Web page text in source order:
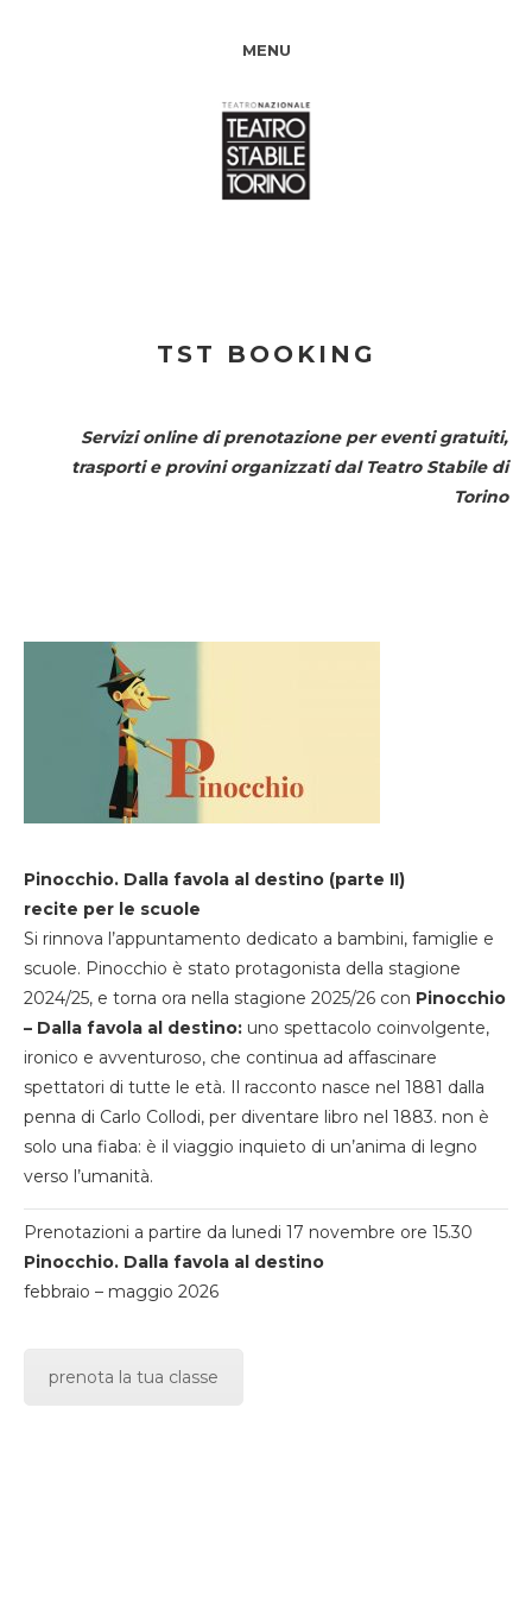
MENU
TST BOOKING
Servizi online di prenotazione per eventi gratuiti,
trasporti e provini organizzati dal Teatro Stabile di
Torino
Pinocchio. Dalla favola al destino (parte II)
recite per le scuole
Si rinnova l’appuntamento dedicato a bambini, famiglie e
scuole. Pinocchio è stato protagonista della stagione
2024/25, e torna ora nella stagione 2025/26 con Pinocchio
– Dalla favola al destino: uno spettacolo coinvolgente,
ironico e avventuroso, che continua ad affascinare
spettatori di tutte le età. Il racconto nasce nel 1881 dalla
penna di Carlo Collodi, per diventare libro nel 1883. non è
solo una fiaba: è il viaggio inquieto di un’anima di legno
verso l’umanità.
Prenotazioni a partire da lunedi 17 novembre ore 15.30
Pinocchio. Dalla favola al destino
febbraio – maggio 2026
prenota la tua classe